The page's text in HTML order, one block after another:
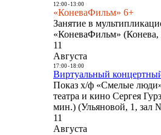
12:00- 13:00
«КоневаФильм» 6+
Занятие в
«КоневаФильм» (Конева,
11
Августа
17:00- 18:00
Виртуальный
Показ х/ф «Смелые
театра и кино Сергея
мин.) (Ульяновой, 1, зал
11
Августа